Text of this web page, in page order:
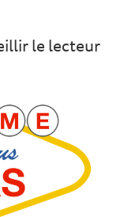
le lecteur